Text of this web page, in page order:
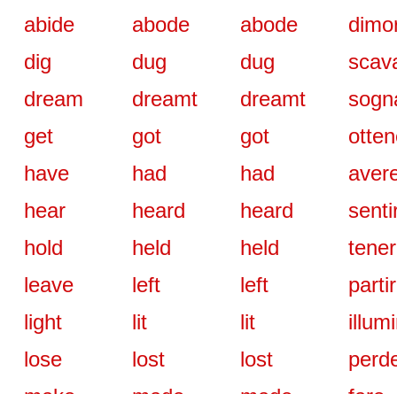
abide abode abode
dig
dug dug
dream
dreamt dreamt
get
got got
have
had had
hear
heard heard
hold
held held
leave
left left
light
lit lit
lose
lost lost